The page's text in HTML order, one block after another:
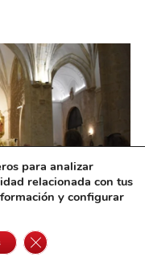
el novenario
de la
para analizar
relacionada con tus
y configurar
Cerrar el banner de